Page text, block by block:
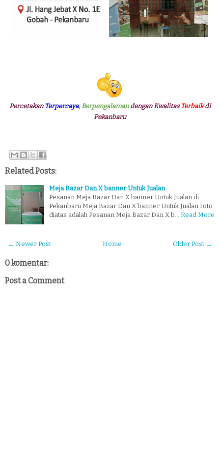
Percetakan Terpercaya, Berpengalamandengan Kwalitas Terbaik di
Pekanbaru
Related Posts:
Meja Bazar Dan X banner Untuk Jualan
Pesanan Meja Bazar Dan X banner Untuk Jualan di
Pekanbaru Meja Bazar Dan X banner Untuk Jualan Foto
diatas adalah Pesanan Meja Bazar Dan X b…
Read More
← Newer Post Older Post →
Home
0 komentar:
Post a Comment